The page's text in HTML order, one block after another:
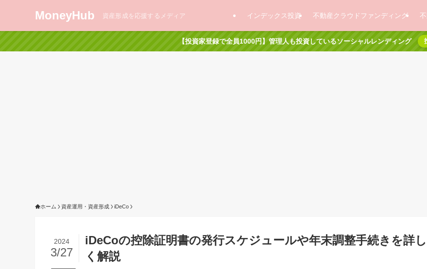
MoneyHub 資産形成を応援するメディア インデックス投資 不動産クラウドファンディング
【投資家登録で全員1000円】管理人も投資しているソーシャルレンディング
ホーム 資産運用・資産形成 iDeCo
iDeCoの控除証明書の発行スケジュールや年末調整手続きを詳し
く解説
2024
3/27